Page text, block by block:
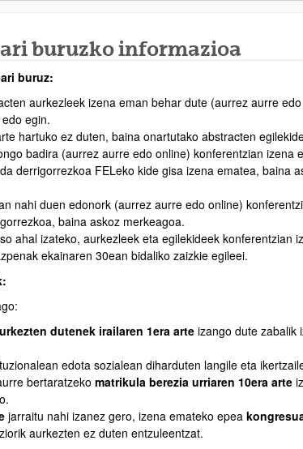
buruzko informazioa
buruz:
aurkezleek izena eman behar dute (aurrez aurre
egin.
hartuko ez duten, baina onartutako abstracten
badira (aurrez aurre edo online) konferentzian izena
derrigorrezkoa FELeko kide gisa izena ematea, baina
nahi duen edonork (aurrez aurre edo online)
baina askoz merkeagoa.
ahal izateko, aurkezleek eta egilekideek konferentzian
ekainaren 30ean bidaliko zaizkie egileei.
dutenek irailaren 1era arte izango dute zabalik
edota sozialean diharduten langile eta
bertaratzeko matrikula berezia urriaren 10era arte
jarraitu nahi izanez gero, izena emateko epea
aurkezten ez duten entzuleentzat.